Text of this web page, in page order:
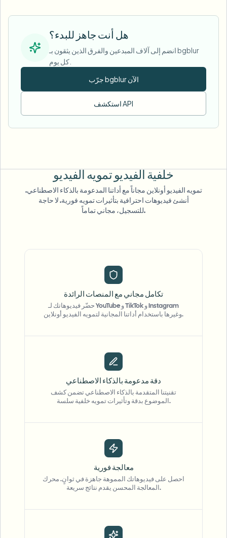
هل أنت جاهز للبدء؟
انضم إلى آلاف المبدعين والفرق الذين يثقون بـ bgblur
جرّب bgblur الآن
استكشف API
خلفية الفيديو تمويه الفيديو
تمويه الفيديو أونلاين مجاناً مع أداتنا المدعومة بالذكاء الاصطناعي.
أنشئ فيديوهات احترافية بتأثيرات تمويه فورية. لا حاجة
للتسجيل، مجاني تماماً.
تكامل مجاني مع المنصات الرائدة
حضّر فيديوهاتك لـ YouTube و TikTok و Instagram
وغيرها باستخدام أداتنا المجانية لتمويه الفيديو أونلاين.
دقة مدعومة بالذكاء الاصطناعي
تقنيتنا المتقدمة بالذكاء الاصطناعي تضمن كشف
الموضوع بدقة وتأثيرات تمويه خلفية سلسة.
معالجة فورية
احصل على فيديوهاتك المموهة جاهزة في ثوانٍ. محرك
المعالجة المحسن يقدم نتائج سريعة.